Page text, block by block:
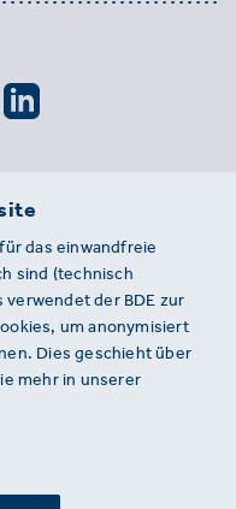
das einwandfreie
sind (technisch
der BDE zur
um anonymisiert
Dies geschieht über
mehr in unserer